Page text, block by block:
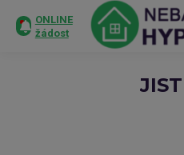
ONLINE
žádost